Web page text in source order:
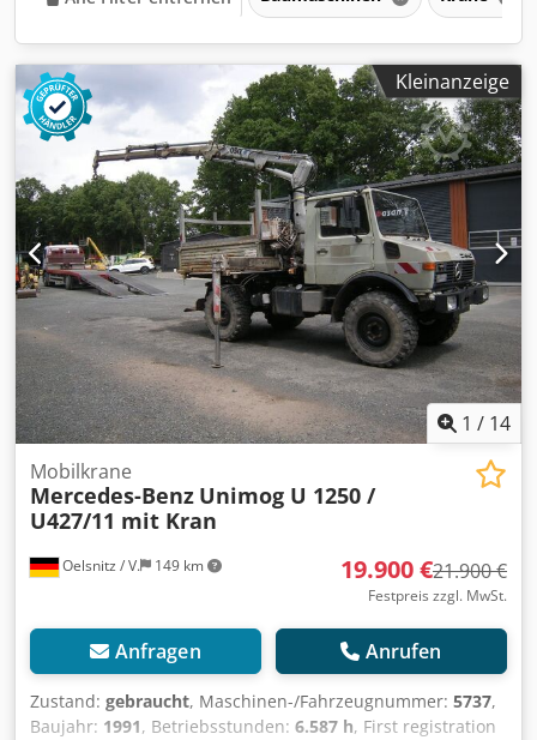
Kleinanzeige
1 / 14
Oelsnitz / V. 149 km
Mobilkrane
Mercedes-Benz Unimog U 1250 /
U427/11 mit Kran
19.900 €21.900 €
Festpreis zzgl. MwSt.
Anfragen Anrufen
Zustand: gebraucht, Maschinen-/Fahrzeugnummer: 5737,
Baujahr: 1991, Betriebsstunden: 6.587 h, First registration